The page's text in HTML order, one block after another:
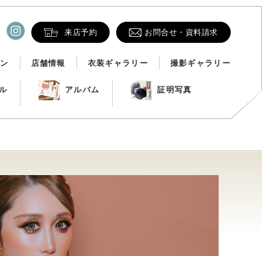
来店予約 お問合せ・資料請求
店舗情報 衣装ギャラリー 撮影ギャラリー
アルバム 証明写真